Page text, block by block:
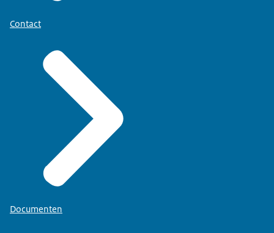
Contact
Documenten